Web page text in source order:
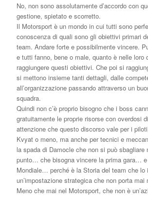
No, non sono assolutamente d’accordo con
gestione, spietato e scorretto.
Il Motorsport è un mondo in cui tutti sono
conoscenza di quali sono gli obiettivi primari
team. Andare forte e possibilmente vincere.
e tutti fanno, bene o male, quanto è nelle loro
raggiungere questi obiettivi. Che poi si
si mettono insieme tanti dettagli, dalle
all’organizzazione passando attraverso un
squadra.
Quindi non c’è proprio bisogno che i boss
gratuitamente le proprie risorse con overdosi
attenzione che questo discorso vale per i
Kvyat o meno, ma anche per tecnici e
la spada di Damocle che non si può sbagliare
punto… che bisogna vincere la prima gara… e
Mondiale… perché è la Storia del team che
un’impostazione strategica che non porta mai
Meno che mai nel Motorsport, che non è